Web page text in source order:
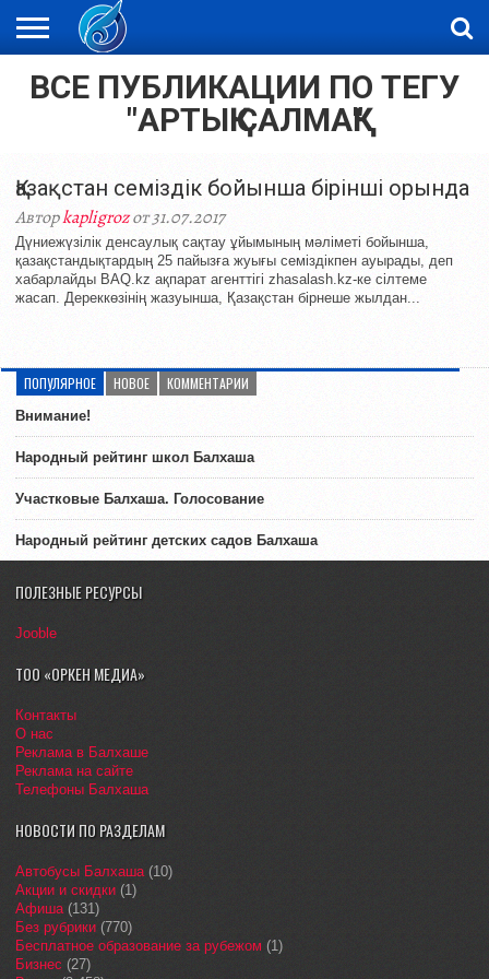
ЖАҢАЛЫҚТАР
НОВОСТИ
ВИДЕО
ФОТОРЕПОРТАЖИ
ОРКЕН
ВСЕ ПУБЛИКАЦИИ ПО ТЕГУ
"АРТЫҚ САЛМАҚ"
Қазақстан семіздік бойынша бірінші орында
Авторkapligrozот 31.07.2017
Дүниежүзілік денсаулық сақтау ұйымының мәліметі бойынша,
қазақстандықтардың 25 пайызға жуығы семіздікпен ауырады, деп
хабарлайды BAQ.kz ақпарат агенттігі zhasalash.kz-ке сілтеме
жасап. Дереккөзінің жазуынша, Қазақстан бірнеше жылдан...
ПОПУЛЯРНОЕ НОВОЕ КОММЕНТАРИИ
Внимание!
Народный рейтинг школ Балхаша
Участковые Балхаша. Голосование
Народный рейтинг детских садов Балхаша
ПОЛЕЗНЫЕ РЕСУРСЫ
Jooble
ТОО «ОРКЕН МЕДИА»
Контакты
О нас
Реклама в Балхаше
Реклама на сайте
Телефоны Балхаша
НОВОСТИ ПО РАЗДЕЛАМ
Автобусы Балхаша(10)
Акции и скидки (1)
Афиша(131)
Без рубрики (770)
Бесплатное образование за рубежом (1)
Бизнес (27)